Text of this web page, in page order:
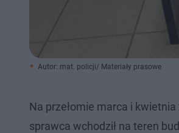
Autor: mat. policji/ Materiały prasowe
Na przełomie marca i
sprawca wchodził na teren